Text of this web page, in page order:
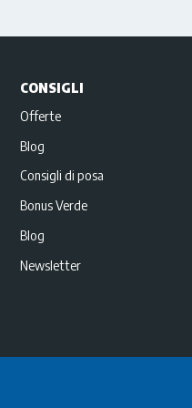
CONSIGLI
Offerte
Blog
Consigli di posa
Bonus Verde
Blog
Newsletter